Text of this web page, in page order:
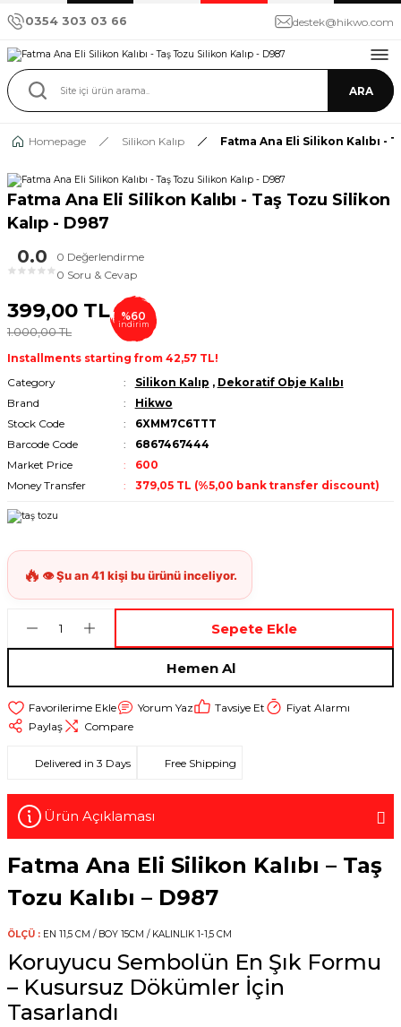
0354 303 03 66 destek@hikwo.com
ARA
Homepage Silikon Kalıp Fatma Ana Eli Silikon Kalıbı -
Fatma Ana Eli Silikon Kalıbı - Taş Tozu Silikon
Kalıp - D987
0.0
★ ★ ★ ★ ★
0 Değerlendirme
0 Soru & Cevap
399,00 TL
1.000,00 TL
%60
indirim
Installments starting from 42,57 TL!
Category
Silikon Kalıp , Dekoratif Obje Kalıbı
Brand
Hikwo
Stock Code
6XMM7C6TTT
Barcode Code
6867467444
Market Price
600
Money Transfer
379,05 TL (%5,00 bank transfer discount)
Sepete Ekle
Hemen Al
Yorum Yaz Tavsiye Et
Fiyat Alarmı
Paylaş
Compare
Delivered in 3 Days Free Shipping
Ürün Açıklaması
Fatma Ana Eli Silikon Kalıbı – Taş
Tozu Kalıbı – D987
ÖLÇÜ : EN 11,5 CM / BOY 15CM / KALINLIK 1-1,5 CM
Koruyucu Sembolün En Şık Formu
– Kusursuz Dökümler İçin
Tasarlandı